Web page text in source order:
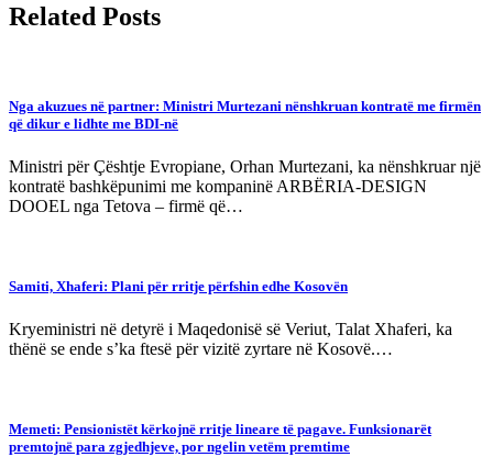
Related Posts
Nga akuzues në partner: Ministri Murtezani nënshkruan kontratë me firmën
që dikur e lidhte me BDI-në
Ministri për Çështje Evropiane, Orhan Murtezani, ka nënshkruar një
kontratë bashkëpunimi me kompaninë ARBËRIA-DESIGN
DOOEL nga Tetova – firmë që…
Samiti, Xhaferi: Plani për rritje përfshin edhe Kosovën
Kryeministri në detyrë i Maqedonisë së Veriut, Talat Xhaferi, ka
thënë se ende s’ka ftesë për vizitë zyrtare në Kosovë.…
Memeti: Pensionistët kërkojnë rritje lineare të pagave. Funksionarët
premtojnë para zgjedhjeve, por ngelin vetëm premtime